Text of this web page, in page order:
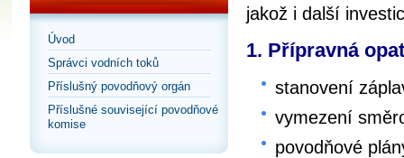
Úvod
Správci vodních toků
Příslušný povodňový orgán
Příslušné související povodňové
komise
jakož i další
1. Přípravná
stanovení
vymezení
povodňové